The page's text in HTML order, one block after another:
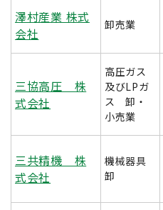
澤村産業 株式
会社
卸売業
三協高圧 株
式会社
高圧ガス
及びLPガ
ス 卸・
小売業
三共精機 株
式会社
機械器具
卸